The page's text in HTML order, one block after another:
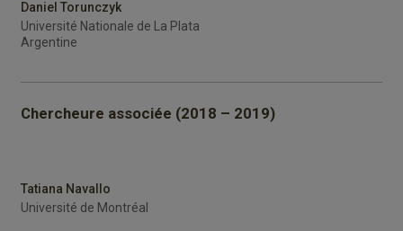
Daniel Torunczyk
Université Nationale de La Plata
Argentine
Chercheure associée (2018 – 2019)
Tatiana Navallo
Université de Montréal